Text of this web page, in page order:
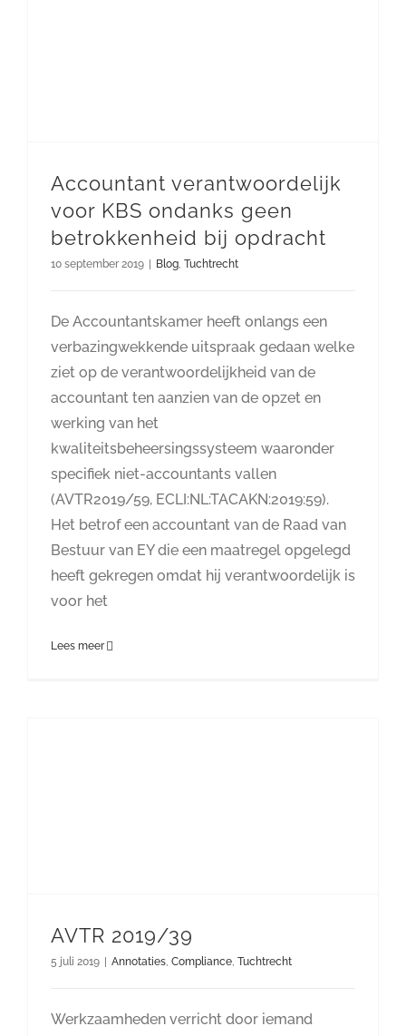
Accountant verantwoordelijk
voor KBS ondanks geen
betrokkenheid bij opdracht
10 september 2019 | Blog, Tuchtrecht
De Accountantskamer heeft onlangs een
verbazingwekkende uitspraak gedaan welke
ziet op de verantwoordelijkheid van de
accountant ten aanzien van de opzet en
werking van het
kwaliteitsbeheersingssysteem waaronder
specifiek niet-accountants vallen
(AVTR2019/59, ECLI:NL:TACAKN:2019:59).
Het betrof een accountant van de Raad van
Bestuur van EY die een maatregel opgelegd
heeft gekregen omdat hij verantwoordelijk is
voor het
Lees meer
AVTR 2019/39
5 juli 2019 | Annotaties, Compliance, Tuchtrecht
Werkzaamheden verricht door iemand